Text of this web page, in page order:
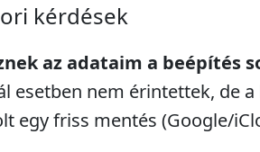
kérdések
az adataim a beépítés
esetben nem érintettek, de
egy friss mentés (Google/